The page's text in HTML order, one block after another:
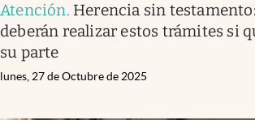
Atención. Herencia sin
deberán realizar estos trámites si
su parte
lunes, 27 de Octubre de 2025